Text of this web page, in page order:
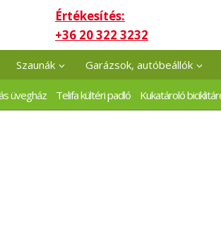
Értékesítés:
+36 20 322 3232
Szaunák Garázsok, autóbeállók
üvegház Telifa kültéri padló Kukatároló